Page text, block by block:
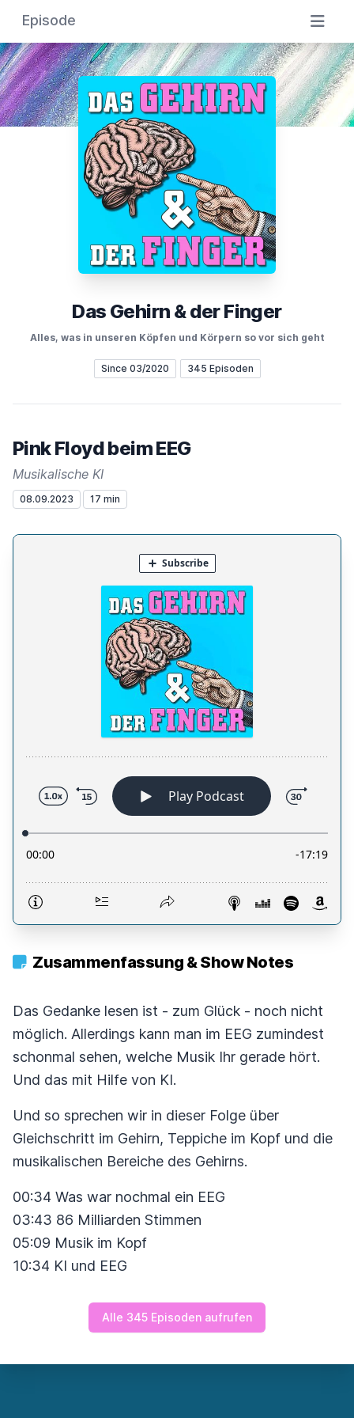
Episode
Das Gehirn & der Finger
Alles, was in unseren Köpfen und Körpern so vor sich geht
Since 03/2020 345 Episoden
Pink Floyd beim EEG
Musikalische KI
08.09.2023 17 min
Zusammenfassung & Show Notes
Das Gedanke lesen ist - zum Glück - noch nicht
möglich. Allerdings kann man im EEG zumindest
schonmal sehen, welche Musik Ihr gerade hört.
Und das mit Hilfe von KI.
Und so sprechen wir in dieser Folge über
Gleichschritt im Gehirn, Teppiche im Kopf und die
musikalischen Bereiche des Gehirns.
00:34 Was war nochmal ein EEG
03:43 86 Milliarden Stimmen
05:09 Musik im Kopf
10:34 KI und EEG
Alle 345 Episoden aufrufen